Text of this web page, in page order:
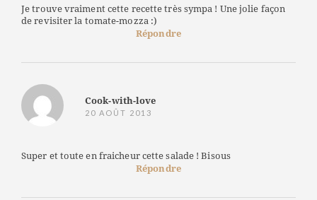
Je trouve vraiment cette recette très sympa ! Une jolie façon
de revisiter la tomate-mozza :)
Répondre
Cook-with-love
20 AOÛT 2013
Super et toute en fraicheur cette salade ! Bisous
Répondre